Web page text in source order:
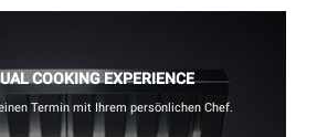
COOKING EXPERIENCE
Termin mit Ihrem persönlichen Chef.